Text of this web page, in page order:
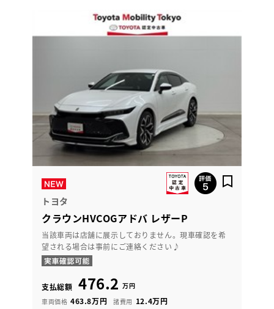
トヨタ
クラウンHVCOGアドバ レザーP
当該車両は店舗に展示しておりません。現車確認を希
望される場合は事前にご連絡ください♪
支払総額 476.2 万円
車両価格 463.8万円 諸費用 12.4万円